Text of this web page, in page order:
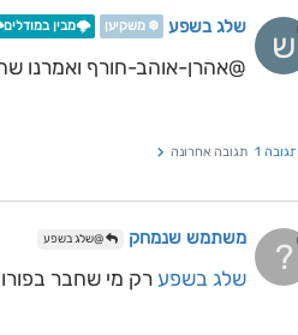
ש שלג בשפע ❄️ משקיען 🌩️מבין
@אהרן-אוהב-חורף ואמרנו
תגובה 1 תגובה אחרונה
? משתמש שנמחק @שלג בשפע
שלג בשפע רק מי שחבר